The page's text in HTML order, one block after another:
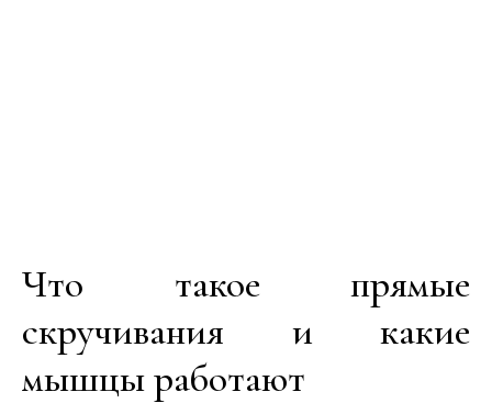
Что такое прямые
скручивания и какие
мышцы работают